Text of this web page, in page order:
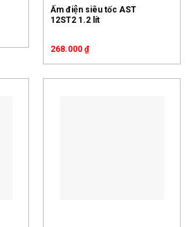
Ấm điện siêu tốc AST
12ST2 1.2 lít
268.000 ₫